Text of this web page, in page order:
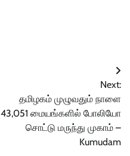
Next:
தமிழகம் முழுவதும் நாளை
43,051 மையங்களில் போலியோ
சொட்டு மருந்து முகாம் –
Kumudam